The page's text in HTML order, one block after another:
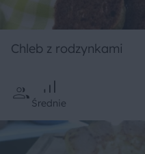
Chleb z rodzynkami
Średnie